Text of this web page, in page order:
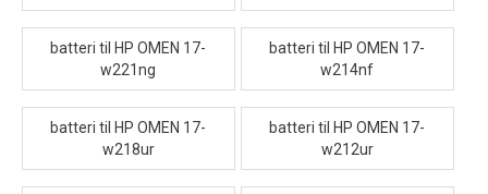
batteri til HP OMEN 17-
w221ng
batteri til HP OMEN 17-
w214nf
batteri til HP OMEN 17-
w218ur
batteri til HP OMEN 17-
w212ur